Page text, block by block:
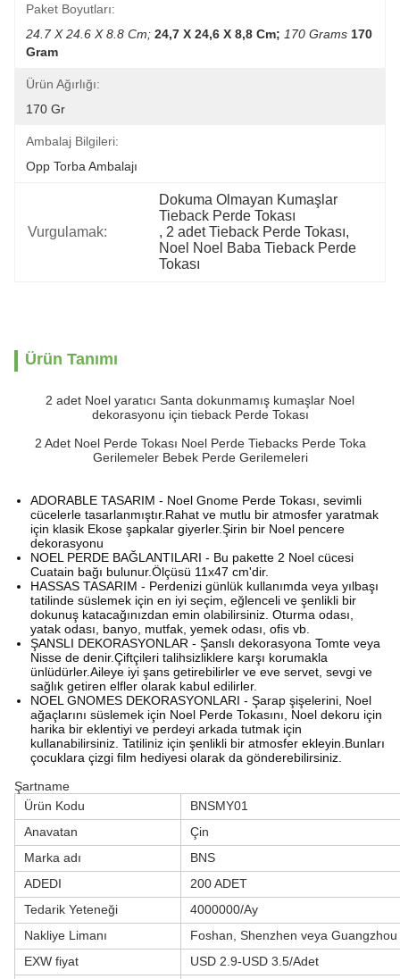
Paket Boyutları:
24.7 X 24.6 X 8.8 Cm; 24,7 X 24,6 X 8,8 Cm; 170 Grams 170
Gram
Ürün Ağırlığı:
170 Gr
Ambalaj Bilgileri:
Opp Torba Ambalajı
Vurgulamak:
Dokuma Olmayan Kumaşlar
Tieback Perde Tokası
, 2 adet Tieback Perde Tokası,
Noel Noel Baba Tieback Perde
Tokası
Ürün Tanımı
2 adet Noel yaratıcı Santa dokunmamış kumaşlar Noel
dekorasyonu için tieback Perde Tokası
2 Adet Noel Perde Tokası Noel Perde Tiebacks Perde Toka
Gerilemeler Bebek Perde Gerilemeleri
ADORABLE TASARIM - Noel Gnome Perde Tokası, sevimli
cücelerle tasarlanmıştır.Rahat ve mutlu bir atmosfer yaratmak
için klasik Ekose şapkalar giyerler.Şirin bir Noel pencere
dekorasyonu
NOEL PERDE BAĞLANTILARI - Bu pakette 2 Noel cücesi
Cuatain bağı bulunur.Ölçüsü 11x47 cm'dir.
HASSAS TASARIM - Perdenizi günlük kullanımda veya yılbaşı
tatilinde süslemek için en iyi seçim, eğlenceli ve şenlikli bir
dokunuş katacağınızdan emin olabilirsiniz. Oturma odası,
yatak odası, banyo, mutfak, yemek odası, ofis vb.
ŞANSLI DEKORASYONLAR - Şanslı dekorasyona Tomte veya
Nisse de denir.Çiftçileri talihsizliklere karşı korumakla
ünlüdürler.Aileye iyi şans getirebilirler ve eve servet, sevgi ve
sağlık getiren elfler olarak kabul edilirler.
NOEL GNOMES DEKORASYONLARI - Şarap şişelerini, Noel
ağaçlarını süslemek için Noel Perde Tokasını, Noel dekoru için
harika bir eklentiyi ve perdeyi arkada tutmak için
kullanabilirsiniz. Tatiliniz için şenlikli bir atmosfer ekleyin.Bunları
çocuklara çizgi film hediyesi olarak da gönderebilirsiniz.
Şartname
Ürün Kodu
BNSMY01
Anavatan
Çin
Marka adı
BNS
ADEDI
200 ADET
Tedarik Yeteneği
4000000/Ay
Nakliye Limanı
Foshan, Shenzhen veya Guangzhou
EXW fiyat
USD 2.9-USD 3.5/Adet